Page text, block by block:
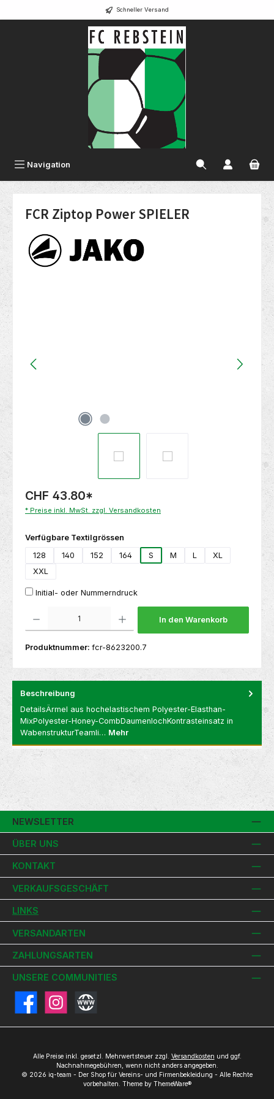
Schneller Versand
Navigation
FCR Ziptop Power SPIELER
CHF 43.80*
* Preise inkl. MwSt. zzgl. Versandkosten
Verfügbare Textilgrössen
128
140 152 164 S M L
XL
XXL
Initial- oder Nummerndruck
Produkt Anzahl: Gib den gewünschten Wert ein oder benutze die Schaltflächen um
In den Warenkorb
Produktnummer: fcr-8623200.7
Beschreibung
DetailsÄrmel aus hochelastischem Polyester-Elasthan-
MixPolyester-Honey-CombDaumenlochKontrasteinsatz in
WabenstrukturTeamli… Mehr
NEWSLETTER
ÜBER UNS
KONTAKT
VERKAUFSGESCHÄFT
LINKS
VERSANDARTEN
ZAHLUNGSARTEN
UNSERE COMMUNITIES
FacebookInstagramWebsite
Alle Preise inkl. gesetzl. Mehrwertsteuer zzgl. Versandkosten und ggf.
Nachnahmegebühren, wenn nicht anders angegeben.
© 2026 iq-team - Der Shop für Vereins- und Firmenbekleidung - Alle Rechte
vorbehalten. Theme by ThemeWare®